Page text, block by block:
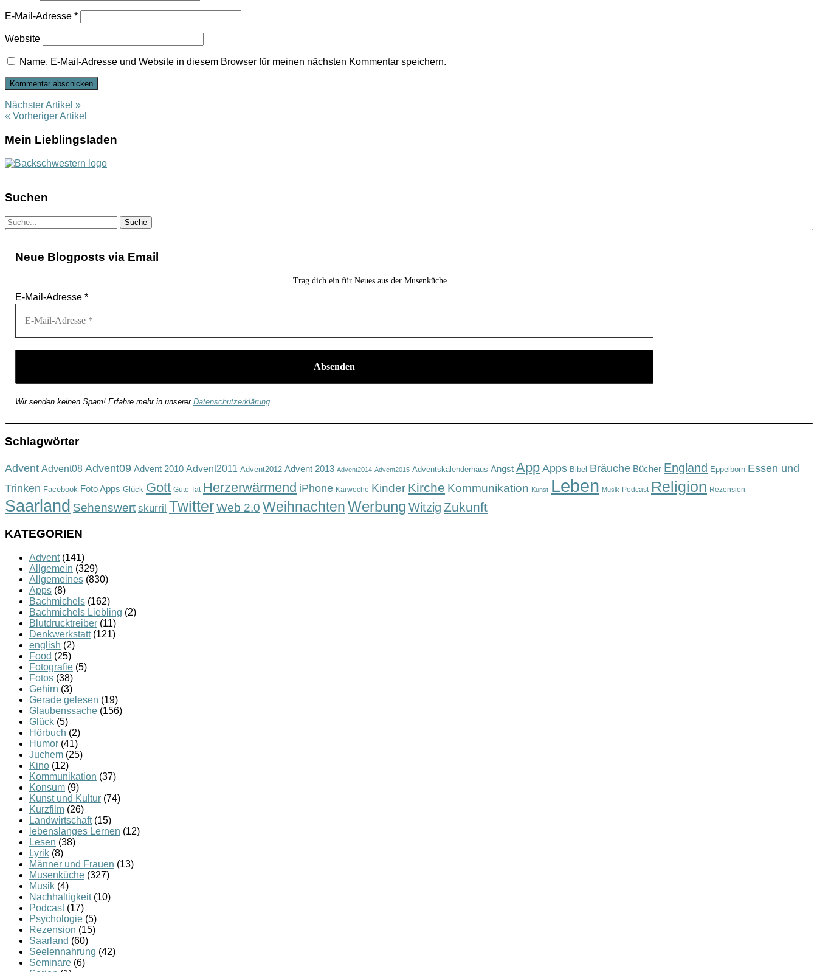
E-Mail-Adresse *
Website
Name, E-Mail-Adresse und Website in diesem Browser für meinen nächsten Kommentar speichern.
Nächster Artikel »
« Vorheriger Artikel
Mein Lieblingsladen
Suchen
Neue Blogposts via Email
Trag dich ein für Neues aus der Musenküche
E-Mail-Adresse *
Wir senden keinen Spam! Erfahre mehr in unserer Datenschutzerklärung
Schlagwörter
Advent Advent08 Advent09 Advent 2010 Advent2011 Advent2012 Advent 2013 Advent2014 Advent2015 Adventskalenderhaus Angst App Apps Bibel Bräuche Bücher England Eppelborn Essen und
Trinken Facebook Foto Apps Glück Gott Gute Tat Herzerwärmend iPhone Karwoche Kinder Kirche Kommunikation Kunst Leben Musik Podcast Religion Rezension
Saarland Sehenswert skurril TwitterWeb 2.0 WeihnachtenWerbung Witzig Zukunft
KATEGORIEN
Advent(141)
Allgemein (329)
Allgemeines (830)
Apps (8)
Bachmichels (162)
Bachmichels Liebling (2)
Blutdrucktreiber (11)
Denkwerkstatt(121)
english (2)
Food (25)
Fotografie (5)
Fotos (38)
Gehirn (3)
Gerade gelesen (19)
Glaubenssache (156)
Glück (5)
Hörbuch (2)
Humor (41)
Juchem (25)
Kino (12)
Kommunikation (37)
Konsum (9)
Kunst und Kultur (74)
Kurzfilm (26)
Landwirtschaft(15)
lebenslanges Lernen (12)
Lesen (38)
Lyrik (8)
Männer und Frauen (13)
Musenküche (327)
Musik (4)
Nachhaltigkeit(10)
Podcast(17)
Psychologie (5)
Rezension (15)
Saarland (60)
Seelennahrung (42)
Seminare (6)